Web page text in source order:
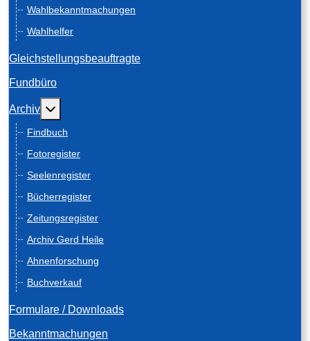
Wahlbekanntmachungen
Wahlhelfer
Gleichstellungsbeauftragte
Fundbüro
Archiv Weitere Informationen: Archiv
Findbuch
Fotoregister
Seelenregister
Bücherregister
Zeitungsregister
Archiv Gerd Heile
Ahnenforschung
Buchverkauf
Formulare / Downloads
Bekanntmachungen